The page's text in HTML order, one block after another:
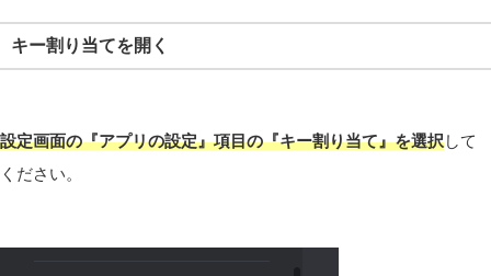
キー割り当てを開く
設定画面の『アプリの設定』項目の『キー割り当て』を選択して
ください。